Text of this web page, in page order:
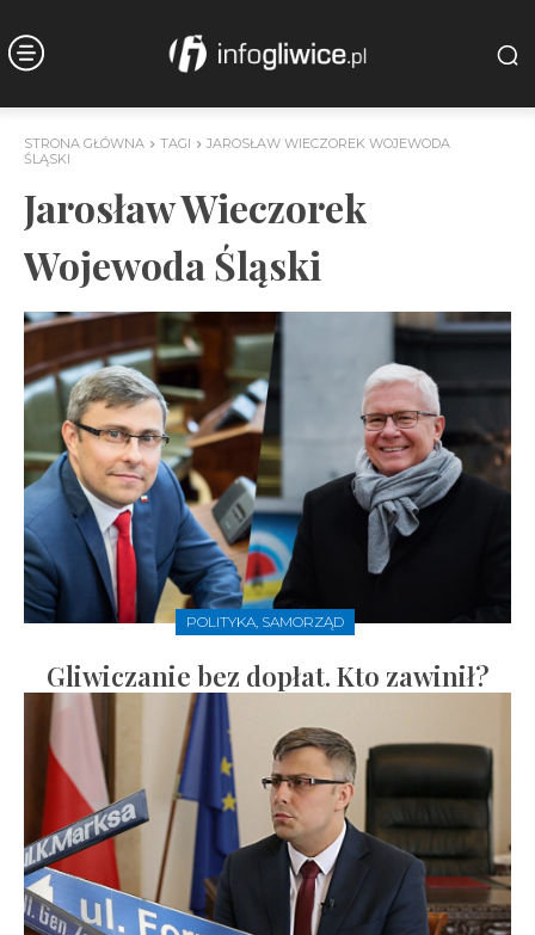
STRONA GŁÓWNA TAGI
JAROSŁAW WIECZOREK WOJEWODA
ŚLĄSKI
Jarosław Wieczorek
Wojewoda Śląski
POLITYKA, SAMORZĄD
Gliwiczanie bez dopłat. Kto zawinił?